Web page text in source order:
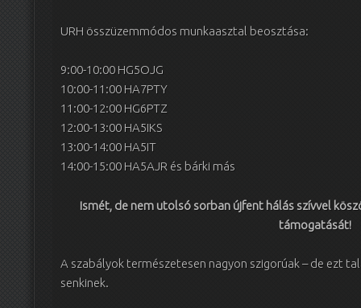
URH összüzemmódos munkaasztal beosztása:
9:00-10:00 HG5OJG
10:00-11:00 HA7PTY
11:00-12:00 HG6PTZ
12:00-13:00 HA5IKS
13:00-14:00 HA5IT
14:00-15:00 HA5AJR és bárki más
Ismét, de nem utolsó sorban újfent hálás szívvel
támogatását!
A szabályok természetesen nagyon szigorúak – de ezt
senkinek.